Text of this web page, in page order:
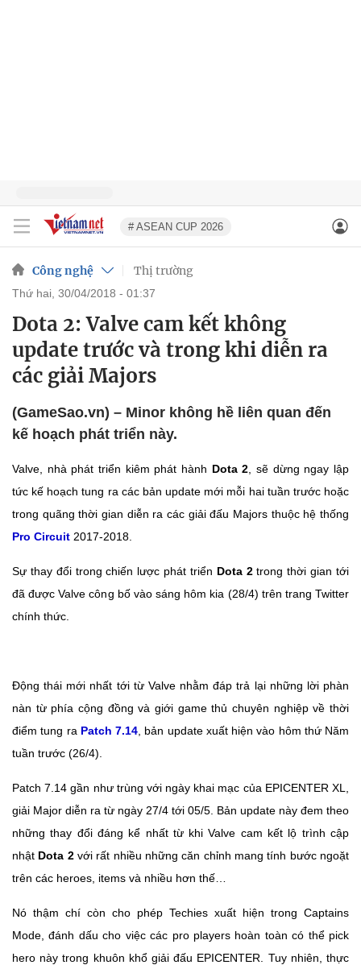
# ASEAN CUP 2026
Công nghệ Thị trường
thứ hai, 30/04/2018 - 01:37
Dota 2: Valve cam kết không
update trước và trong khi diễn ra
các giải Majors
(GameSao.vn) – Minor không hề liên quan đến
kế hoạch phát triển này.
Valve, nhà phát triển kiêm phát hành Dota 2 , sẽ dừng ngay lập
tức kế hoạch tung ra các bản update mới mỗi hai tuần trước hoặc
trong quãng thời gian diễn ra các giải đấu Majors thuộc hệ thống
Pro Circuit 2017-2018.
Sự thay đổi trong chiến lược phát triển Dota 2trong thời gian tới
đã được Valve công bố vào sáng hôm kia (28/4) trên trang Twitter
chính thức.
Động thái mới nhất tới từ Valve nhằm đáp trả lại những lời phàn
nàn từ phía cộng đồng và giới game thủ chuyên nghiệp về thời
điểm tung ra Patch 7.14 , bản update xuất hiện vào hôm thứ Năm
tuần trước (26/4).
Patch 7.14 gần như trùng với ngày khai mạc của EPICENTER XL,
giải Major diễn ra từ ngày 27/4 tới 05/5. Bản update này đem theo
những thay đổi đáng kể nhất từ khi Valve cam kết lộ trình cập
nhật Dota 2với rất nhiều những căn chỉnh mang tính bước ngoặt
trên các heroes, items và nhiều hơn thế…
Nó thậm chí còn cho phép Techies xuất hiện trong Captains
Mode, đánh dấu cho việc các pro players hoàn toàn có thể pick
hero này trong khuôn khổ giải đấu EPICENTER. Tuy nhiên, thực